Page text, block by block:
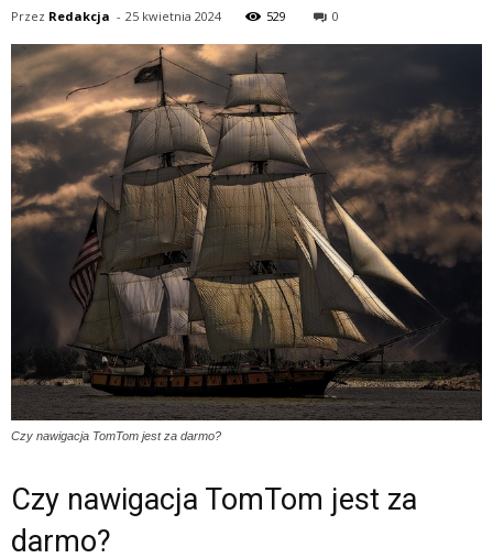
Przez Redakcja - 25 kwietnia 2024 529 0
Czy nawigacja TomTom jest za darmo?
Czy nawigacja TomTom jest za
darmo?